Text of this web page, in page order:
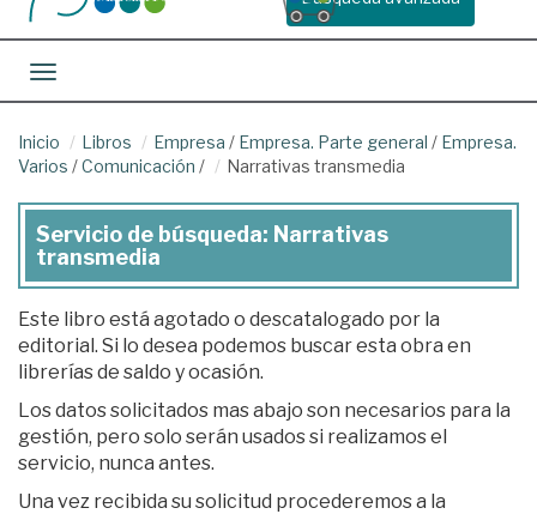
Toggle navigation
Inicio Libros Empresa / Empresa. Parte general / Empresa.
Varios /Comunicación / Narrativas transmedia
Servicio de búsqueda: Narrativas
transmedia
Este libro está agotado o descatalogado por la
editorial. Si lo desea podemos buscar esta obra en
librerías de saldo y ocasión.
Los datos solicitados mas abajo son necesarios para la
gestión, pero solo serán usados si realizamos el
servicio, nunca antes.
Una vez recibida su solicitud procederemos a la